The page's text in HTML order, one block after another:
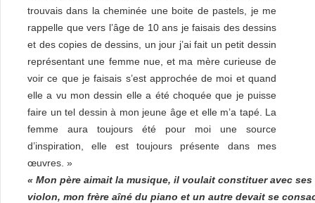
trouvais dans la cheminée une boite de pastels, je me
rappelle que vers l’âge de 10 ans je faisais des dessins
et des copies de dessins, un jour j’ai fait un petit dessin
représentant une femme nue, et ma mère curieuse de
voir ce que je faisais s’est approchée de moi et quand
elle a vu mon dessin elle a été choquée que je puisse
faire un tel dessin à mon jeune âge et elle m’a tapé. La
femme aura toujours été pour moi une source
d’inspiration, elle est toujours présente dans mes
œuvres. »
« Mon père aimait la musique, il voulait constituer avec
violon, mon frère aîné du piano et un autre devait se